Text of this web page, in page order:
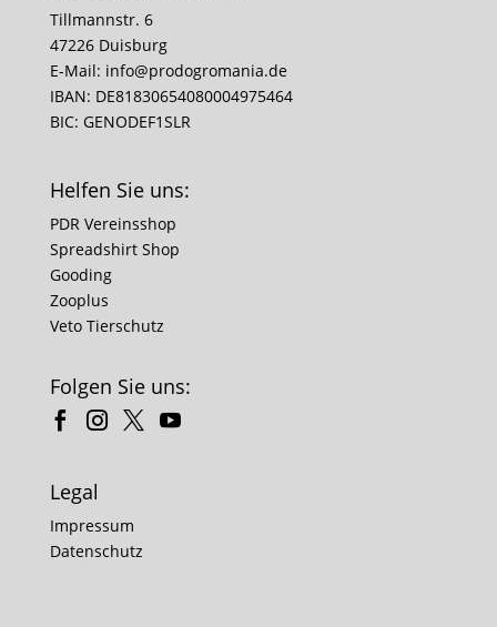
Tillmannstr. 6
47226 Duisburg
E-Mail: info@prodogromania.de
IBAN: DE81830654080004975464
BIC: GENODEF1SLR
Helfen Sie uns:
PDR Vereinsshop
Spreadshirt Shop
Gooding
Zooplus
Veto Tierschutz
Folgen Sie uns:
Legal
Impressum
Datenschutz